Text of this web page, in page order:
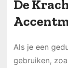
De
Als je een
gebruiken,